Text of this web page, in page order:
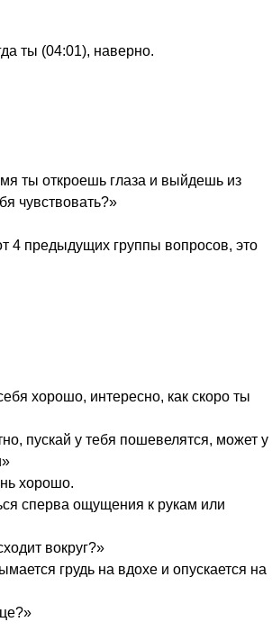
ты (04:01), наверно.
ты откроешь глаза и выйдешь из
чувствовать?»
4 предыдущих группы вопросов, это
хорошо, интересно, как скоро ты
пускай у тебя пошевелятся, может у
хорошо.
сперва ощущения к рукам или
вокруг?»
грудь на вдохе и опускается на